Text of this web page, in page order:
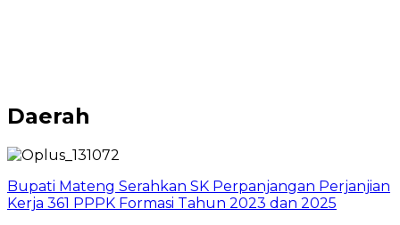
Daerah
Bupati Mateng Serahkan SK Perpanjangan Perjanjian
Kerja 361 PPPK Formasi Tahun 2023 dan 2025